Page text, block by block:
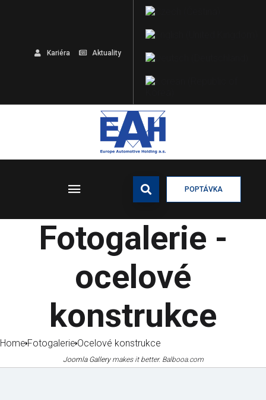
Kariéra Aktuality
POPTÁVKA
Fotogalerie -
ocelové
konstrukce
Home Fotogalerie Ocelové konstrukce
Joomla Gallerymakes it better. Balbooa.com